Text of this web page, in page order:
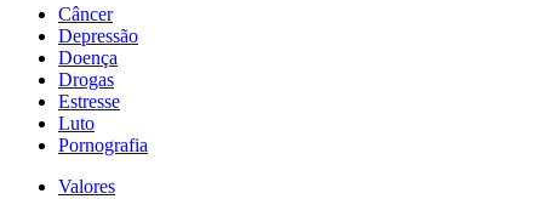
Câncer
Depressão
Doença
Drogas
Estresse
Luto
Pornografia
Valores